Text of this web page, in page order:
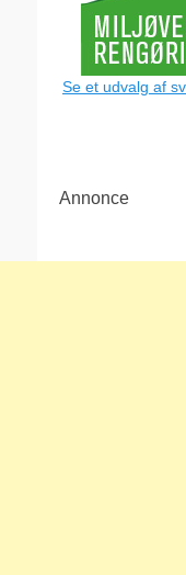
Se et udvalg af
Annonce